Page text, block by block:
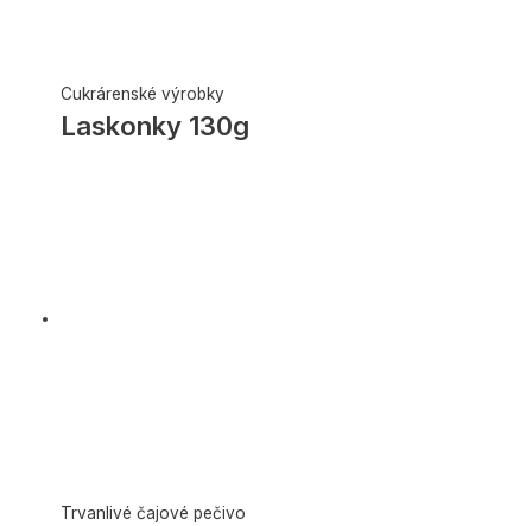
Cukrárenské výrobky
Laskonky 130g
Trvanlivé čajové pečivo